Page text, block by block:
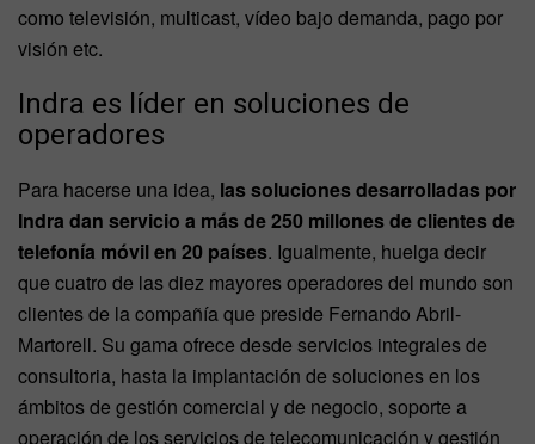
como televisión, multicast, vídeo bajo demanda, pago por
visión etc.
Indra es líder en soluciones de
operadores
Para hacerse una idea, las soluciones desarrolladas por
Indra dan servicio a más de 250 millones de clientes de
telefonía móvil en 20 países. Igualmente, huelga decir
que cuatro de las diez mayores operadores del mundo son
clientes de la compañía que preside Fernando Abril-
Martorell. Su gama ofrece desde servicios integrales de
consultoria, hasta la implantación de soluciones en los
ámbitos de gestión comercial y de negocio, soporte a
operación de los servicios de telecomunicación y gestión